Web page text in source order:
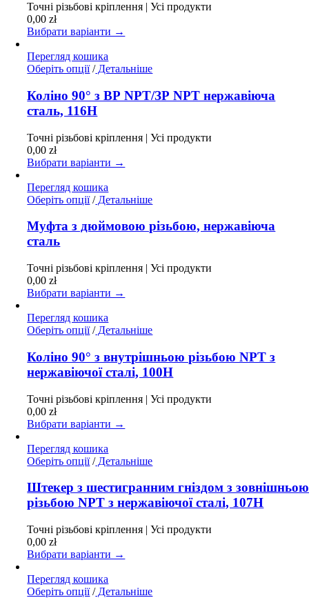
можна
на
товару
Точні різьбові кріплення | Усі продукти
0,00zł
Вибрати варіанти →
Перегляд кошика
Оберіть опції Цей
має
кілька
варіантів.
можна
на
товару
/Детальніше
Коліно 90° з ВР NPT/ЗР NPT нержавіюча
сталь, 116H
Точні різьбові кріплення | Усі продукти
0,00zł
Вибрати варіанти →
Перегляд кошика
Оберіть опції Цей
має
можна
на
товару
/Детальніше
Муфта з дюймовою різьбою, нержавіюча
сталь
Точні різьбові кріплення | Усі продукти
0,00zł
Вибрати варіанти →
Перегляд кошика
Оберіть опції Цей
має
кілька
варіантів.
можна
на
товару
/Детальніше
Коліно 90° з внутрішньою різьбою NPT з
нержавіючої сталі, 100H
Точні різьбові кріплення | Усі продукти
0,00zł
Вибрати варіанти →
Перегляд кошика
Оберіть опції Цей
має
кілька
варіантів.
можна
на
товару
/Детальніше
Штекер з шестигранним гніздом з зовнішньою
різьбою NPT з нержавіючої сталі, 107H
Точні різьбові кріплення | Усі продукти
0,00zł
Вибрати варіанти →
Перегляд кошика
Оберіть опції Цей
/Детальніше